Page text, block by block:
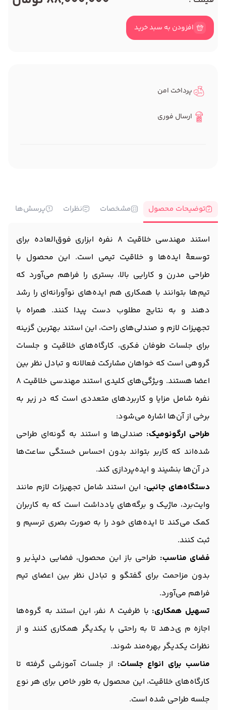
افزودن به سبد خرید
پرداخت امن
ارسال فوری
توضیحات محصول مشخصات نظرات پرسش‌ها
استند مهندسی خلاقیت 8 نفره ابزاری فوق‌العاده برای
توسعۀ ایده‌ها و خلاقیت تیمی است. این محصول با
طراحی مدرن و کارایی بالا، بستری را فراهم می‌آورد که
تیم‌ها بتوانند با همکاری هم ایده‌های نوآورانه‌ای را رشد
دهند و به نتایج مطلوب دست پیدا کنند. همراه با
تجهیزات لازم و صندلی‌های راحت، این استند بهترین گزینه
برای جلسات طوفان فکری، کارگاه‌های خلاقیت و جلسات
گروهی است که خواهان مشارکت فعالانه و تبادل نظر بین
اعضا هستند. ویژگی‌های کلیدی استند مهندسی خلاقیت 8
نفره شامل مزایا و کاربردهای متعددی است که در زیر به
برخی از آن‌ها اشاره می‌شود:
طراحی ارگونومیک: صندلی‌ها و استند به گونه‌ای طراحی
شده‌اند که کاربر بتواند بدون احساس خستگی ساعت‌ها
در آن‌ها بنشیند و ایده‌پردازی کند.
دستگاه‌های جانبی: این استند شامل تجهیزات لازم مانند
وایت‌برد، ماژیک و برگه‌های یادداشت است که به کاربران
کمک می‌کند تا ایده‌های خود را به صورت بصری ترسیم و
ثبت کنند.
فضای مناسب: طراحی باز این محصول، فضایی دلپذیر و
بدون مزاحمت برای گفتگو و تبادل نظر بین اعضای تیم
فراهم می‌آورد.
تسهیل همکاری:
با ظرفیت 8 نفر، این استند به گروه‌ها
اجازه م ی‌دهد تا به راحتی با یکدیگر همکاری کنند و از
نظرات یکدیگر بهره‌مند شوند.
مناسب برای انواع جلسات: از جلسات آموزشی گرفته تا
کارگاه‌های خلاقیت، این محصول به طور خاص برای هر نوع
جلسه طراحی شده است.